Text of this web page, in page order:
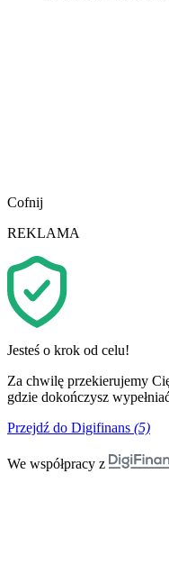
Cofnij
REKLAMA
Jesteś o krok od celu!
Za chwilę przekierujemy
gdzie dokończysz
Przejdź do Digifinans (5)
We współpracy z